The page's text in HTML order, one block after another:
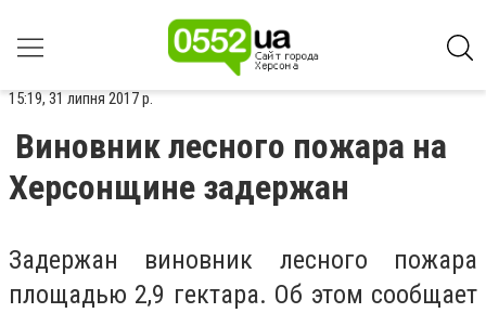
15:19, 31 липня 2017 р.
Виновник лесного пожара на
Херсонщине задержан
Задержан виновник лесного пожара
площадью 2,9 гектара. Об этом сообщает